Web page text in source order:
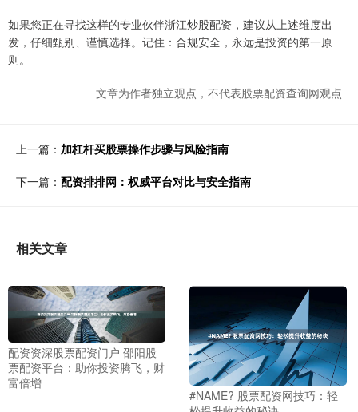
如果您正在寻找这样的专业伙伴浙江炒股配资，建议从上述维度出
发，仔细甄别、谨慎选择。记住：合规安全，永远是投资的第一原
则。
文章为作者独立观点，不代表股票配资查询网观点
上一篇： 加杠杆买股票操作步骤与风险指南
下一篇： 配资排排网：权威平台对比与安全指南
相关文章
配资资深股票配资门户 邵阳股
票配资平台：助你投资腾飞，财
富倍增
#NAME? 股票配资网技巧：轻